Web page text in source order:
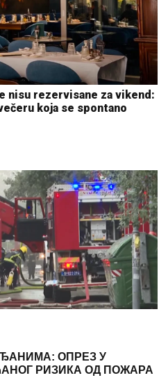
nisu rezervisane za vikend:
koja se spontano
ОПРЕЗ У
РИЗИКА ОД ПОЖАРА